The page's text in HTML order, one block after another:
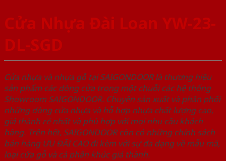
Cửa Nhựa Đài Loan YW-23-
DL-SGD
Cửa nhựa và nhựa gỗ tại SAIGONDOOR là thương hiệu
sản phẩm các dòng cửa trong một chuỗi các hệ thống
Showroom SAIGONDOOR. Chuyên sản xuất và phân phối
những dòng cửa nhựa và hỗ hợp nhựa chất lượng cao,
giá thành rẻ nhất và phù hợp với mọi nhu cầu khách
hàng. Trên hết, SAIGONDOOR còn có những chính sách
bán hàng ƯU ĐÃI CAO đi kèm với sự đa dạng về mẫu mã,
loại cửa gỗ và cả phân khúc giá thành.